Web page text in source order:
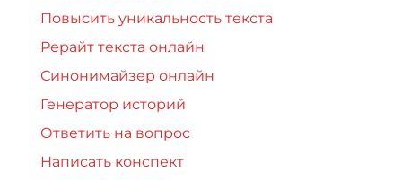
Повысить уникальность текста
Рерайт текста онлайн
Синонимайзер онлайн
Генератор историй
Ответить на вопрос
Написать конспект